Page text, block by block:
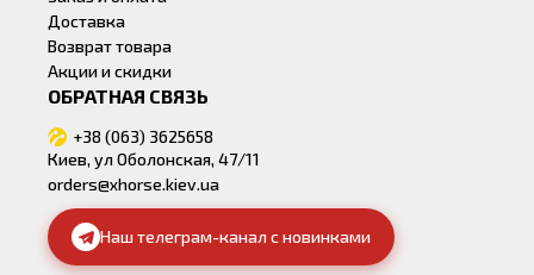
Доставка
Возврат товара
Акции и скидки
ОБРАТНАЯ СВЯЗЬ
+38 (063) 3625658
Киев, ул Оболонская, 47/11
orders@xhorse.kiev.ua
Наш телеграм-канал с новинками